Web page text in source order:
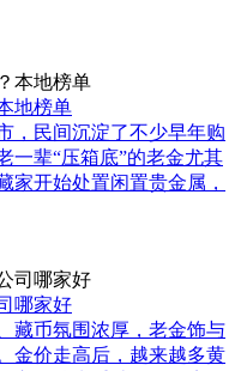
地榜单
民间沉淀了不少早年购
一辈“压箱底”的老金尤其
家开始处置闲置贵金属，
哪家好
币氛围浓厚，老金饰与
金价走高后，越来越多黄